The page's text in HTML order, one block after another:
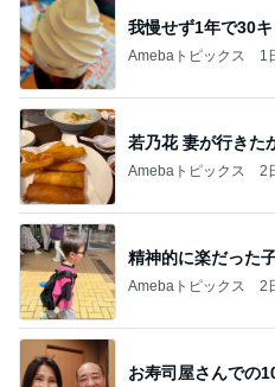
我慢せず1年で30
Amebaトピックス 1
若乃花 妻が行きた
Amebaトピックス 2
精神的に楽だった
Amebaトピックス 2
お寿司屋さんでの